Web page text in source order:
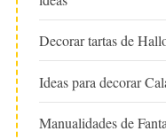
Decorar tartas de
Ideas para decorar
Manualidades de